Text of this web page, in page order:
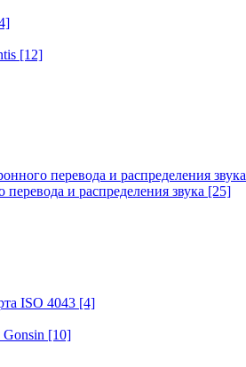
[12]
перевода и распределения звука
и распределения звука [25]
ISO 4043 [4]
[10]